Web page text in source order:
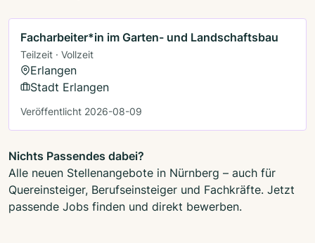
Facharbeiter*in im Garten- und Landschaftsbau
Teilzeit · Vollzeit
Erlangen
Stadt Erlangen
Veröffentlicht 2026-08-09
Nichts Passendes dabei?
Alle neuen Stellenangebote in Nürnberg – auch für
Quereinsteiger, Berufseinsteiger und Fachkräfte. Jetzt
passende Jobs finden und direkt bewerben.